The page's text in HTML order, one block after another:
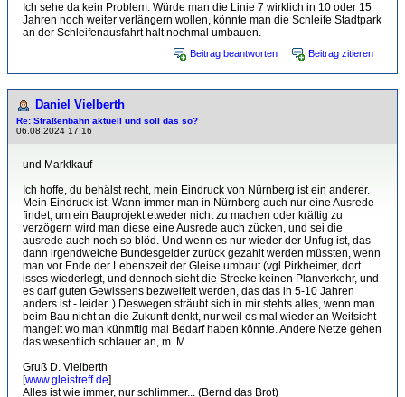
Ich sehe da kein Problem. Würde man die Linie 7 wirklich in 10 oder 15
Jahren noch weiter verlängern wollen, könnte man die Schleife Stadtpark
an der Schleifenausfahrt halt nochmal umbauen.
Beitrag beantworten Beitrag zitieren
Daniel Vielberth
Re: Straßenbahn aktuell und soll das so?
06.08.2024 17:16
und Marktkauf
Ich hoffe, du behälst recht, mein Eindruck von Nürnberg ist ein anderer.
Mein Eindruck ist: Wann immer man in Nürnberg auch nur eine Ausrede
findet, um ein Bauprojekt etweder nicht zu machen oder kräftig zu
verzögern wird man diese eine Ausrede auch zücken, und sei die
ausrede auch noch so blöd. Und wenn es nur wieder der Unfug ist, das
dann irgendwelche Bundesgelder zurück gezahlt werden müssten, wenn
man vor Ende der Lebenszeit der Gleise umbaut (vgl Pirkheimer, dort
isses wiederlegt, und dennoch sieht die Strecke keinen Planverkehr, und
es darf guten Gewissens bezweifelt werden, das das in 5-10 Jahren
anders ist - leider. ) Deswegen sträubt sich in mir stehts alles, wenn man
beim Bau nicht an die Zukunft denkt, nur weil es mal wieder an Weitsicht
mangelt wo man künmftig mal Bedarf haben könnte. Andere Netze gehen
das wesentlich schlauer an, m. M.
Gruß D. Vielberth
[www.gleistreff.de]
Alles ist wie immer, nur schlimmer... (Bernd das Brot)